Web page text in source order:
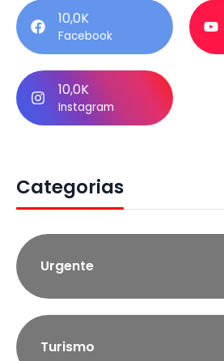
10,0K
Facebook
10,0K
Instagram
Categorias
Urgente
Turismo